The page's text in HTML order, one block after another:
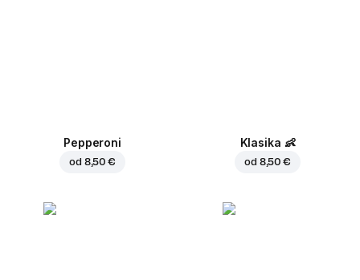
Pepperoni
od 8,50 €
Klasika 👶
od 8,50 €